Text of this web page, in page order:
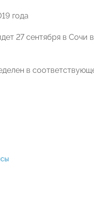
года
27 сентября в
в